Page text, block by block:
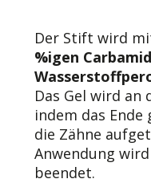
Der Stift wird
%igen
Das Gel wird
indem das
die Zähne
Anwendung
beendet.